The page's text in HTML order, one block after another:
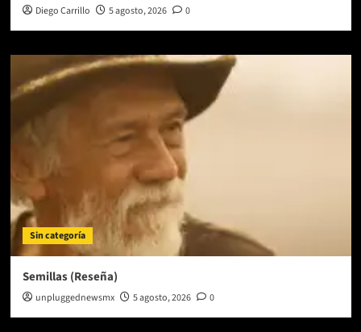
Diego Carrillo 5 agosto, 2026 0
Sin categoría
Semillas (Reseña)
unpluggednewsmx 5 agosto, 2026 0